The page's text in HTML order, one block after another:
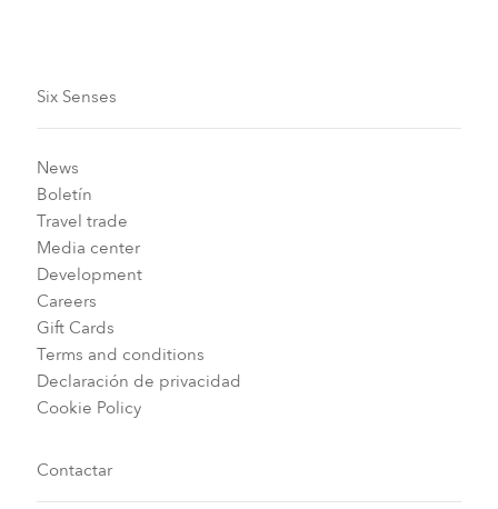
Six Senses
News
Boletín
Travel trade
Media center
Development
Careers
Gift Cards
Terms and conditions
Declaración de privacidad
Cookie Policy
Contactar